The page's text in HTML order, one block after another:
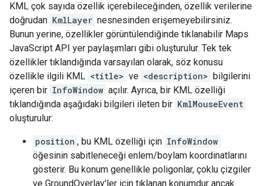
KML çok sayıda özellik içerebileceğinden, özellik verilerine
doğrudan KmlLayer nesnesinden erişemeyebilirsiniz.
Bunun yerine, özellikler görüntülendiğinde tıklanabilir Maps
JavaScript API yer paylaşımları gibi oluşturulur. Tek tek
özellikler tıklandığında varsayılan olarak, söz konusu
özellikle ilgili KML <title> ve <description> bilgilerini
içeren bir InfoWindow açılır. Ayrıca, bir KML özelliği
tıklandığında aşağıdaki bilgileri ileten bir KmlMouseEvent
oluşturulur:
position , bu KML özelliği için InfoWindow
öğesinin sabitleneceği enlem/boylam koordinatlarını
gösterir. Bu konum genellikle poligonlar, çoklu çizgiler
ve GroundOverlay'ler için tıklanan konumdur ancak